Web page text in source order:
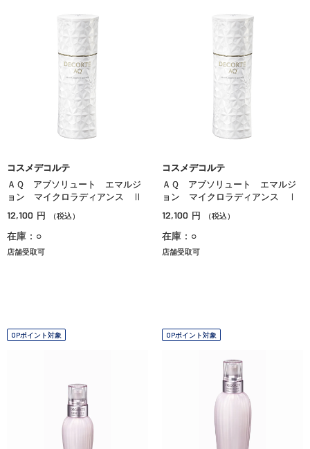
コスメデコルテ
ＡＱ アブソリュート エマルジ
ョン マイクロラディアンス Ⅱ
12,100 円 （税込）
在庫：○
店舗受取可
コスメデコルテ
ＡＱ アブソリュート エマルジ
ョン マイクロラディアンス Ⅰ
12,100 円 （税込）
在庫：○
店舗受取可
OPポイント対象 OPポイント対象